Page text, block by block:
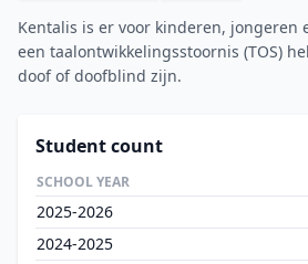
Kentalis is er voor kinderen, jongeren
een taalontwikkelingsstoornis (TOS)
doof of doofblind zijn.
Student count
SCHOOL YEAR
2025-2026
2024-2025